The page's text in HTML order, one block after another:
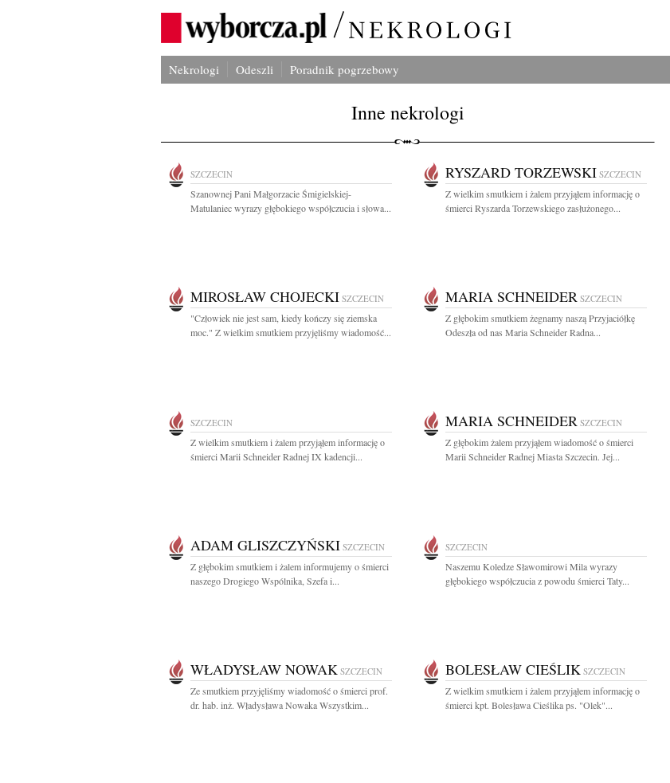
Nekrologi Odeszli Poradnik pogrzebowy
Inne nekrologi
SZCZECIN
Szanownej Pani Małgorzacie Śmigielskiej-
Matulaniec wyrazy głębokiego współczucia i słowa...
RYSZARD TORZEWSKI SZCZECIN
Z wielkim smutkiem i żalem przyjąłem informację o
śmierci Ryszarda Torzewskiego zasłużonego...
MIROSŁAW CHOJECKI SZCZECIN
"Człowiek nie jest sam, kiedy kończy się ziemska
moc." Z wielkim smutkiem przyjęliśmy wiadomość...
MARIA SCHNEIDER SZCZECIN
Z głębokim smutkiem żegnamy naszą Przyjaciółkę
Odeszła od nas Maria Schneider Radna...
SZCZECIN
Z wielkim smutkiem i żalem przyjąłem informację o
śmierci Marii Schneider Radnej IX kadencji...
MARIA SCHNEIDER SZCZECIN
Z głębokim żalem przyjąłem wiadomość o śmierci
Marii Schneider Radnej Miasta Szczecin. Jej...
ADAM GLISZCZYŃSKI SZCZECIN
Z głębokim smutkiem i żalem informujemy o śmierci
naszego Drogiego Wspólnika, Szefa i...
SZCZECIN
Naszemu Koledze Sławomirowi Mila wyrazy
głębokiego współczucia z powodu śmierci Taty...
WŁADYSŁAW NOWAK SZCZECIN
Ze smutkiem przyjęliśmy wiadomość o śmierci prof.
dr. hab. inż. Władysława Nowaka Wszystkim...
BOLESŁAW CIEŚLIK SZCZECIN
Z wielkim smutkiem i żalem przyjąłem informację o
śmierci kpt. Bolesława Cieślika ps. "Olek"...